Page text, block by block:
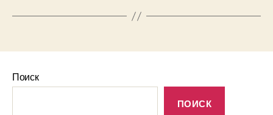
Поиск
ПОИСК